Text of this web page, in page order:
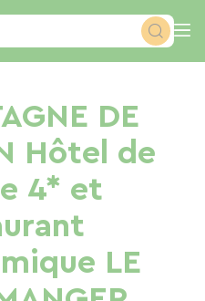
DE
Hôtel de
4* et
LE